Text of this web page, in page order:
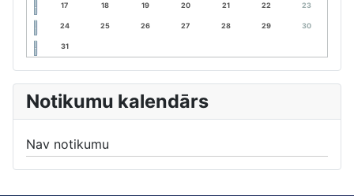
17 18 19 20 21 22 23
24 25 26 27 28 29 30
31
Notikumu kalendārs
Nav notikumu